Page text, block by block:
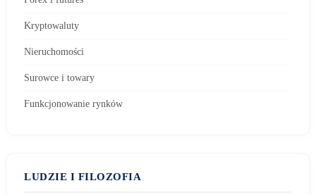
Kryptowaluty
Nieruchomości
Surowce i towary
Funkcjonowanie rynków
LUDZIE I FILOZOFIA